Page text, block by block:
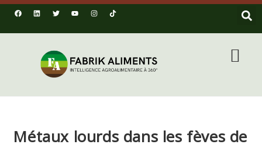
Métaux lourds dans les fèves de